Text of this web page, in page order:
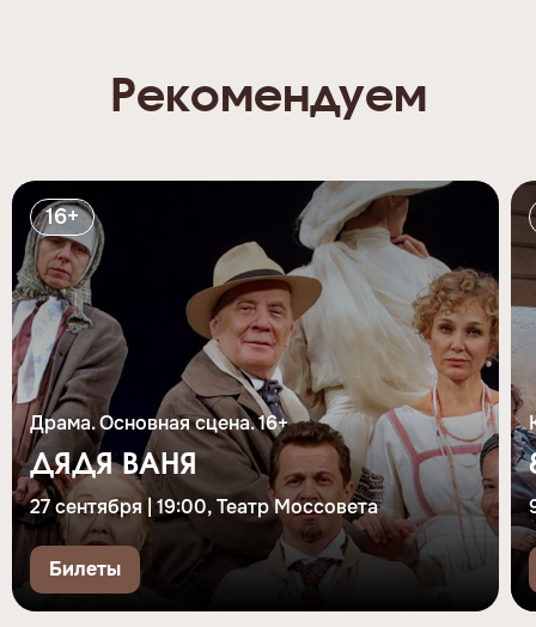
Рекомендуем
16+
Драма. Основная сцена. 16+
ДЯДЯ ВАНЯ
27 сентября | 19:00, Театр Моссовета
Билеты